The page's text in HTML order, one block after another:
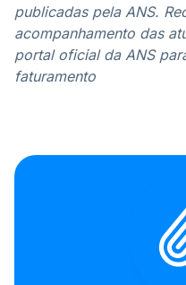
publicadas pela ANS.
acompanhamento das
portal oficial da ANS
faturamento